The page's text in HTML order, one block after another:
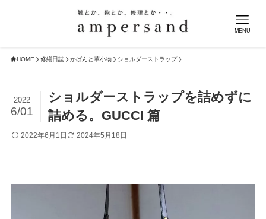
MENU
HOME 修繕日誌 かばんと革小物 ショルダーストラップ
ショルダーストラップを詰めずに
詰める。GUCCI 篇
2022
6/01
2022年6月1日 2024年5月18日